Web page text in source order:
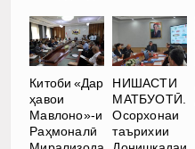
Китоби «Дар
ҳавои
Мавлоно»-и
Раҳмоналӣ
НИШАСТИ
МАТБУОТӢ.
Осорхонаи
таърихии